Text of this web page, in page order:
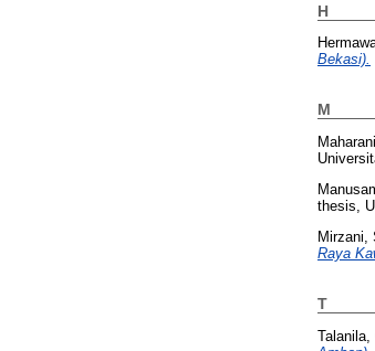
H
Bekasi).
M
thesis,
Mirzani,
Raya
T